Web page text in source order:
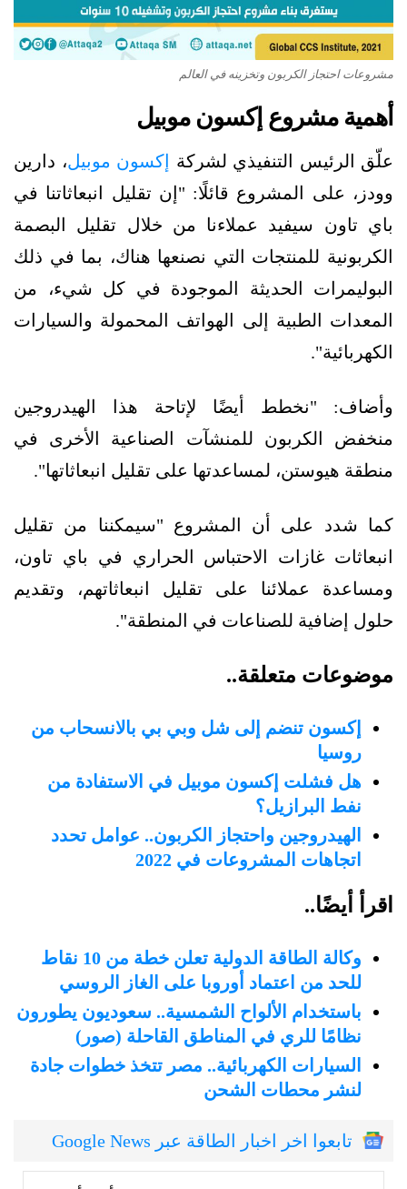
مشروعات احتجاز الكربون وتخزينه في العالم
أهمية مشروع إكسون موبيل
علّق الرئيس التنفيذي لشركة إكسون موبيل، دارين
وودز، على المشروع قائلًا: "إن تقليل انبعاثاتنا في
باي تاون سيفيد عملاءنا من خلال تقليل البصمة
الكربونية للمنتجات التي نصنعها هناك، بما في ذلك
البوليمرات الحديثة الموجودة في كل شيء، من
المعدات الطبية إلى الهواتف المحمولة والسيارات
الكهربائية".
وأضاف: "نخطط أيضًا لإتاحة هذا الهيدروجين
منخفض الكربون للمنشآت الصناعية الأخرى في
منطقة هيوستن، لمساعدتها على تقليل انبعاثاتها".
كما شدد على أن المشروع "سيمكننا من تقليل
انبعاثات غازات الاحتباس الحراري في باي تاون،
ومساعدة عملائنا على تقليل انبعاثاتهم، وتقديم
حلول إضافية للصناعات في المنطقة".
موضوعات متعلقة..
إكسون تنضم إلى شل وبي بي بالانسحاب من
روسيا
هل فشلت إكسون موبيل في الاستفادة من
نفط البرازيل؟
الهيدروجين واحتجاز الكربون.. عوامل تحدد
اتجاهات المشروعات في 2022
اقرأ أيضًا..
وكالة الطاقة الدولية تعلن خطة من 10 نقاط
للحد من اعتماد أوروبا على الغاز الروسي
باستخدام الألواح الشمسية.. سعوديون يطورون
نظامًا للري في المناطق القاحلة (صور)
السيارات الكهربائية.. مصر تتخذ خطوات جادة
لنشر محطات الشحن
تابعوا اخر اخبار الطاقة عبر Google News